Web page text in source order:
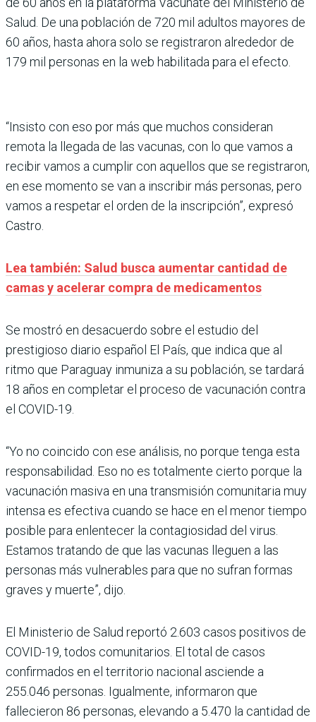
Salud. De una población de 720 mil adultos mayores de
60 años, hasta ahora solo se registraron alrededor de
179 mil personas en la web habilitada para el efecto.
“Insisto con eso por más que muchos consideran
remota la llegada de las vacunas, con lo que vamos a
recibir vamos a cumplir con aquellos que se registraron,
en ese momento se van a inscribir más personas, pero
vamos a respetar el orden de la inscripción”, expresó
Castro.
Lea también: Salud busca aumentar cantidad de
camas y acelerar compra de medicamentos
Se mostró en desacuerdo sobre el estudio del
prestigioso diario español El País, que indica que al
ritmo que Paraguay inmuniza a su población, se tardará
18 años en completar el proceso de vacunación contra
el COVID-19.
“Yo no coincido con ese análisis, no porque tenga esta
responsabilidad. Eso no es totalmente cierto porque la
vacunación masiva en una transmisión comunitaria muy
intensa es efectiva cuando se hace en el menor tiempo
posible para enlentecer la contagiosidad del virus.
Estamos tratando de que las vacunas lleguen a las
personas más vulnerables para que no sufran formas
graves y muerte”, dijo.
El Ministerio de Salud reportó 2.603 casos positivos de
COVID-19, todos comunitarios. El total de casos
confirmados en el territorio nacional asciende a
255.046 personas. Igualmente, informaron que
fallecieron 86 personas, elevando a 5.470 la cantidad de